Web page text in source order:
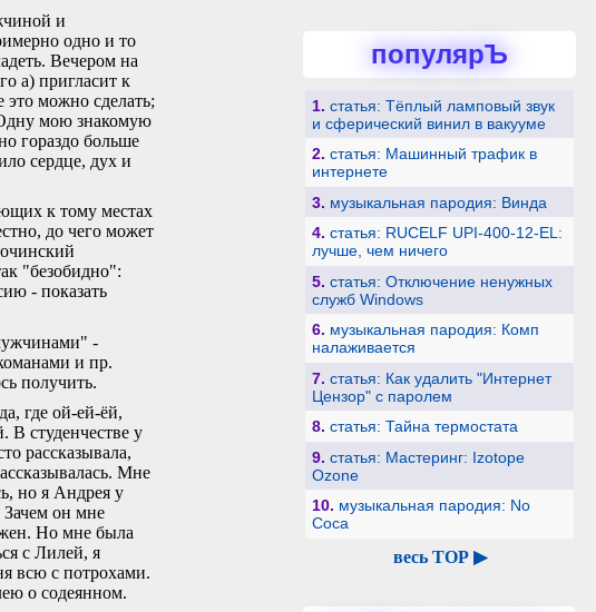
и
одно и то
Вечером на
а) пригласит к
это можно сделать;
мою знакомую
гораздо больше
сердце, дух и
к тому местах
до чего может
"безобидно":
- показать
-
и пр.
получить.
где ой-ей-ёй,
В студенчестве у
рассказывала,
Мне
но я Андрея у
Зачем он мне
Но мне была
с Лилей, я
всю с потрохами.
о содеянном.
популярЪ
1. статья: Тёплый ламповый звук
и сферический винил в вакууме
2. статья: Машинный трафик в
интернете
3. музыкальная пародия: Винда
4. статья: RUCELF UPI-400-12-EL:
лучше, чем ничего
5. статья: Отключение ненужных
служб Windows
6. музыкальная пародия: Комп
налаживается
7. статья: Как удалить "Интернет
Цензор" с паролем
8. статья: Тайна термостата
9. статья: Мастеринг: Izotope
Ozone
10. музыкальная пародия: No
Coca
весь TOP ▶